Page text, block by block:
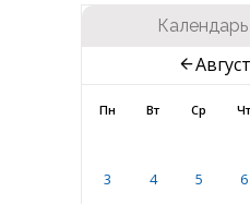
Пн Вт Ср Чт
3
4 5 6